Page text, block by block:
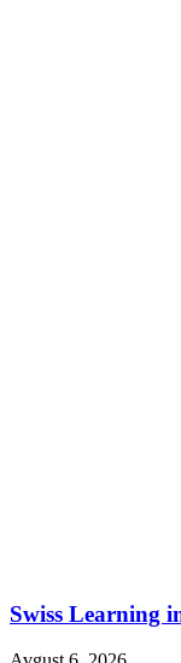
Swiss Learning